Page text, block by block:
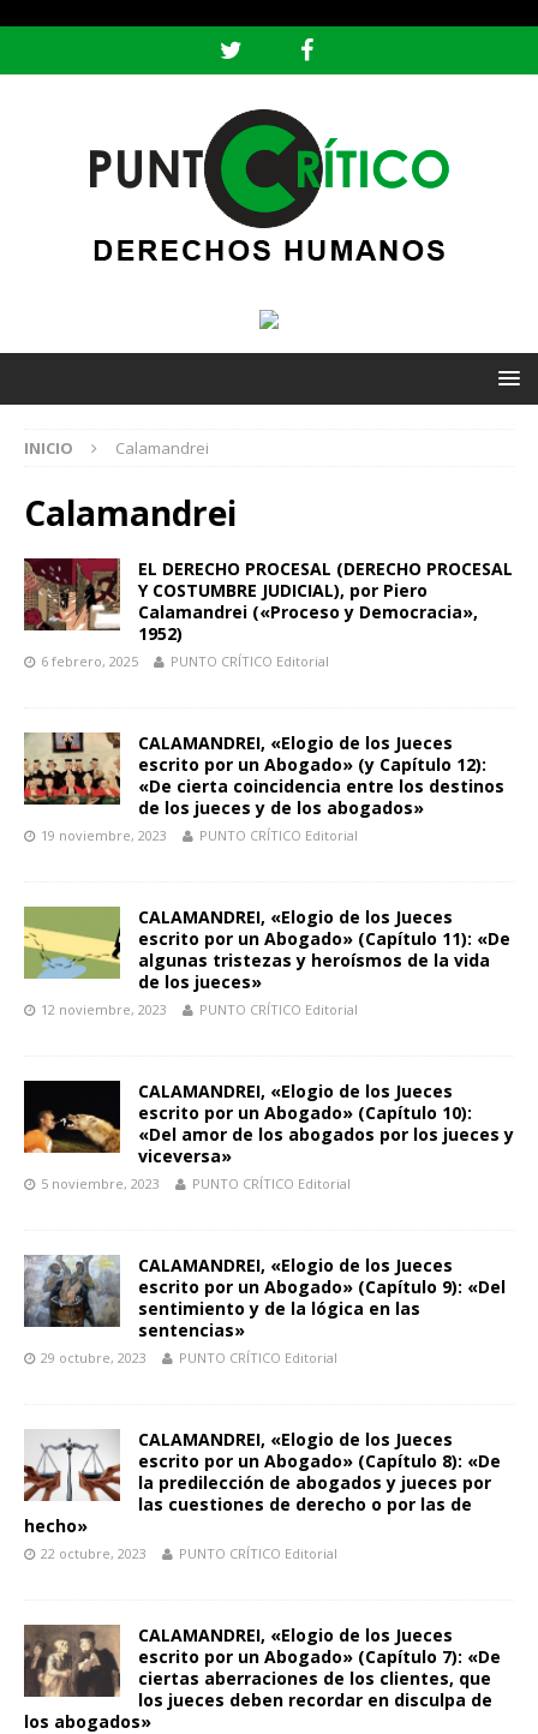
INICIO Calamandrei
Calamandrei
EL DERECHO PROCESAL (DERECHO PROCESAL
Y COSTUMBRE JUDICIAL), por Piero
Calamandrei («Proceso y Democracia»,
1952)
6 febrero, 2025 PUNTO CRÍTICO Editorial
CALAMANDREI, «Elogio de los Jueces
escrito por un Abogado» (y Capítulo 12):
«De cierta coincidencia entre los destinos
de los jueces y de los abogados»
19 noviembre, 2023 PUNTO CRÍTICO Editorial
CALAMANDREI, «Elogio de los Jueces
escrito por un Abogado» (Capítulo 11): «De
algunas tristezas y heroísmos de la vida
de los jueces»
12 noviembre, 2023 PUNTO CRÍTICO Editorial
CALAMANDREI, «Elogio de los Jueces
escrito por un Abogado» (Capítulo 10):
«Del amor de los abogados por los jueces y
viceversa»
5 noviembre, 2023 PUNTO CRÍTICO Editorial
CALAMANDREI, «Elogio de los Jueces
escrito por un Abogado» (Capítulo 9): «Del
sentimiento y de la lógica en las
sentencias»
29 octubre, 2023 PUNTO CRÍTICO Editorial
CALAMANDREI, «Elogio de los Jueces
escrito por un Abogado» (Capítulo 8): «De
la predilección de abogados y jueces por
las cuestiones de derecho o por las de
hecho»
22 octubre, 2023 PUNTO CRÍTICO Editorial
CALAMANDREI, «Elogio de los Jueces
escrito por un Abogado» (Capítulo 7): «De
ciertas aberraciones de los clientes, que
los jueces deben recordar en disculpa de
los abogados»